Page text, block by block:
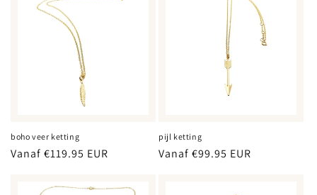
boho veer ketting
Normale
Vanaf €119.95 EUR
pijl ketting
Normale
Vanaf €99.95 EUR